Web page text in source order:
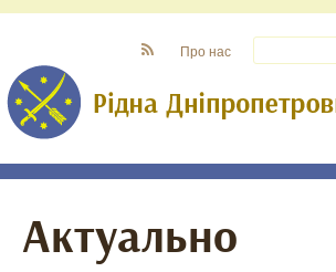
Про нас
Актуально